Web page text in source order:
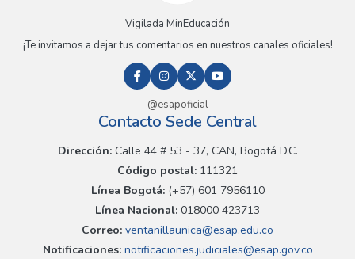
Vigilada MinEducación
¡Te invitamos a dejar tus comentarios en nuestros canales oficiales!
@esapoficial
Contacto Sede Central
Dirección:Calle 44 # 53 - 37, CAN, Bogotá D.C.
Código postal: 111321
Línea Bogotá:(+57) 601 7956110
Línea Nacional: 018000 423713
Correo: ventanillaunica@esap.edu.co
Notificaciones:notificaciones.judiciales@esap.gov.co